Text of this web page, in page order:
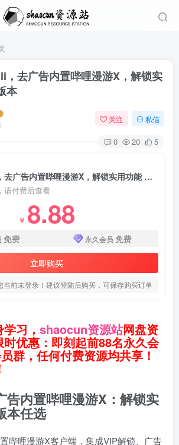
去广告内置哔哩漫游X，解锁实
本
关注 私信
0 20 5
哔哩哔哩 Bilibili，去广告内置哔哩漫游X，解锁实用功能 含各种版本
请付费后查看
￥ 8.88
免费 永久会员 免费
立即购买
当前未登录！建议登陆后购买，可保存购买订单
习， shaocun资源站网盘资
优惠：即刻起前88名永久会
群，任何付费资源均共享！
告内置哔哩漫游X：解锁实
本任选
哔哩漫游X客户端，集成VIP解锁、广告